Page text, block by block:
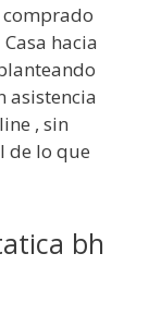
hacia
asistencia
, sin
de lo que
bh